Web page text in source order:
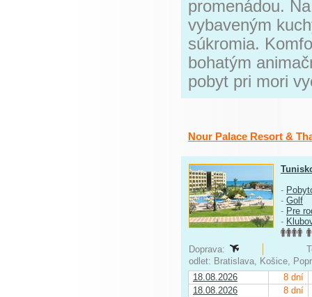
promenádou.
vybaveným
súkromia.
bohatým
pobyt pri mori
Nour Palace Resort &
-
- Golf
- Pre
-
Doprava:
odlet: Bratislava, Košice,
18.08.2026
8 dní
18.08.2026
8 dní